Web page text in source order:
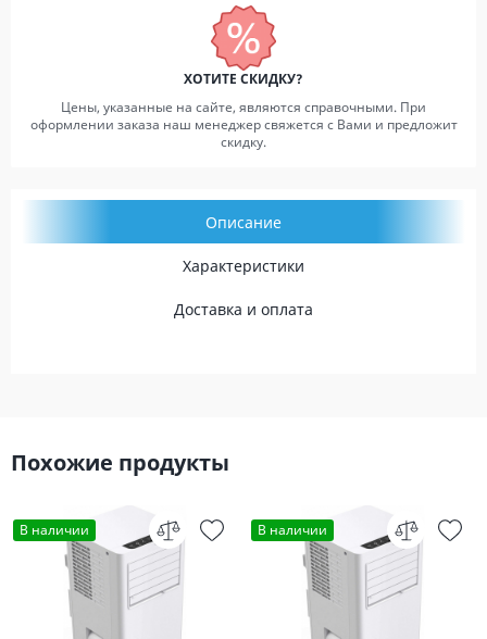
ХОТИТЕ СКИДКУ?
Цены, указанные на сайте, являются справочными. При
оформлении заказа наш менеджер свяжется с Вами и предложит
скидку.
Описание
Характеристики
Доставка и оплата
Похожие продукты
В наличии В наличии